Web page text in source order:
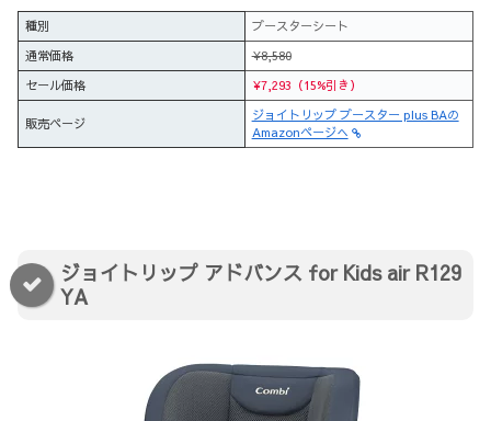
種別
ブースターシート
通常価格
¥8,580
セール価格
¥7,293（15%引き）
販売ページ
ジョイトリップ ブースター plus BAの
Amazonページへ
ジョイトリップ アドバンス for Kids air R129
YA